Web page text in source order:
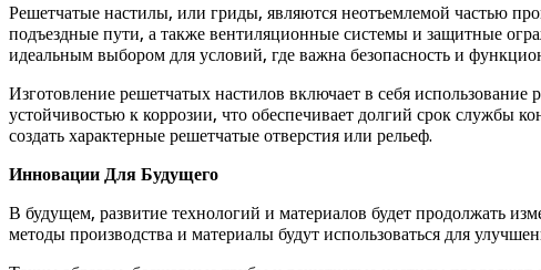
Решетчатые настилы, или гриды, являются неотъемлемой частью
подъездные пути, а также вентиляционные системы и защитные
идеальным выбором для условий, где важна безопасность и
Изготовление решетчатых настилов включает в себя
устойчивостью к коррозии, что обеспечивает долгий срок службы
создать характерные решетчатые отверстия или рельеф.
Инновации Для Будущего
В будущем, развитие технологий и материалов будет продолжать
методы производства и материалы будут использоваться для